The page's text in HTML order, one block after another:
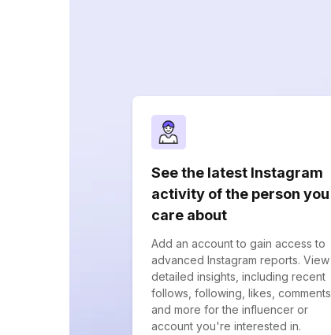
See the latest Instagram
activity of the person you
care about
Add an account to gain access to
advanced Instagram reports. View
detailed insights, including recent
follows, following, likes, comments,
and more for the influencer or
account you're interested in.